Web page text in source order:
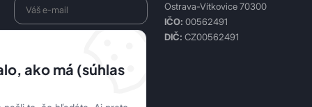
Prihlásiť sa k odberu
Ostrava-Vítkovice 70300
IČO: 00562491
DIČ: CZ00562491
ako má (súhlas